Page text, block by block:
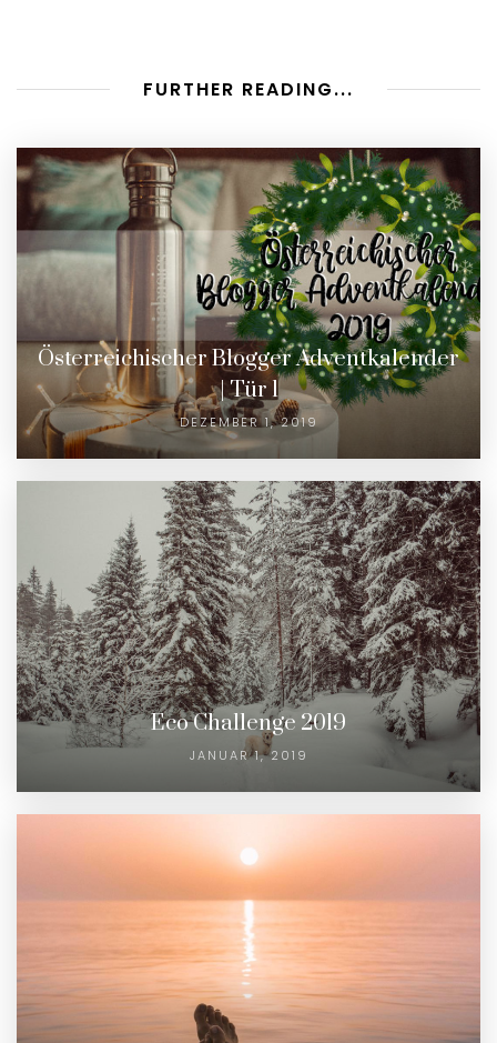
FURTHER READING...
Österreichischer Blogger Adventkalender
| Tür 1
DEZEMBER 1, 2019
Eco Challenge 2019
JANUAR 1, 2019